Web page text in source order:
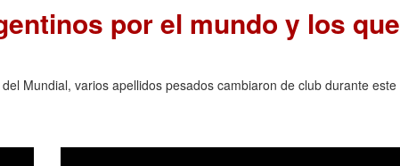
por el mundo y los que
Mundial, varios apellidos pesados cambiaron de club durante este